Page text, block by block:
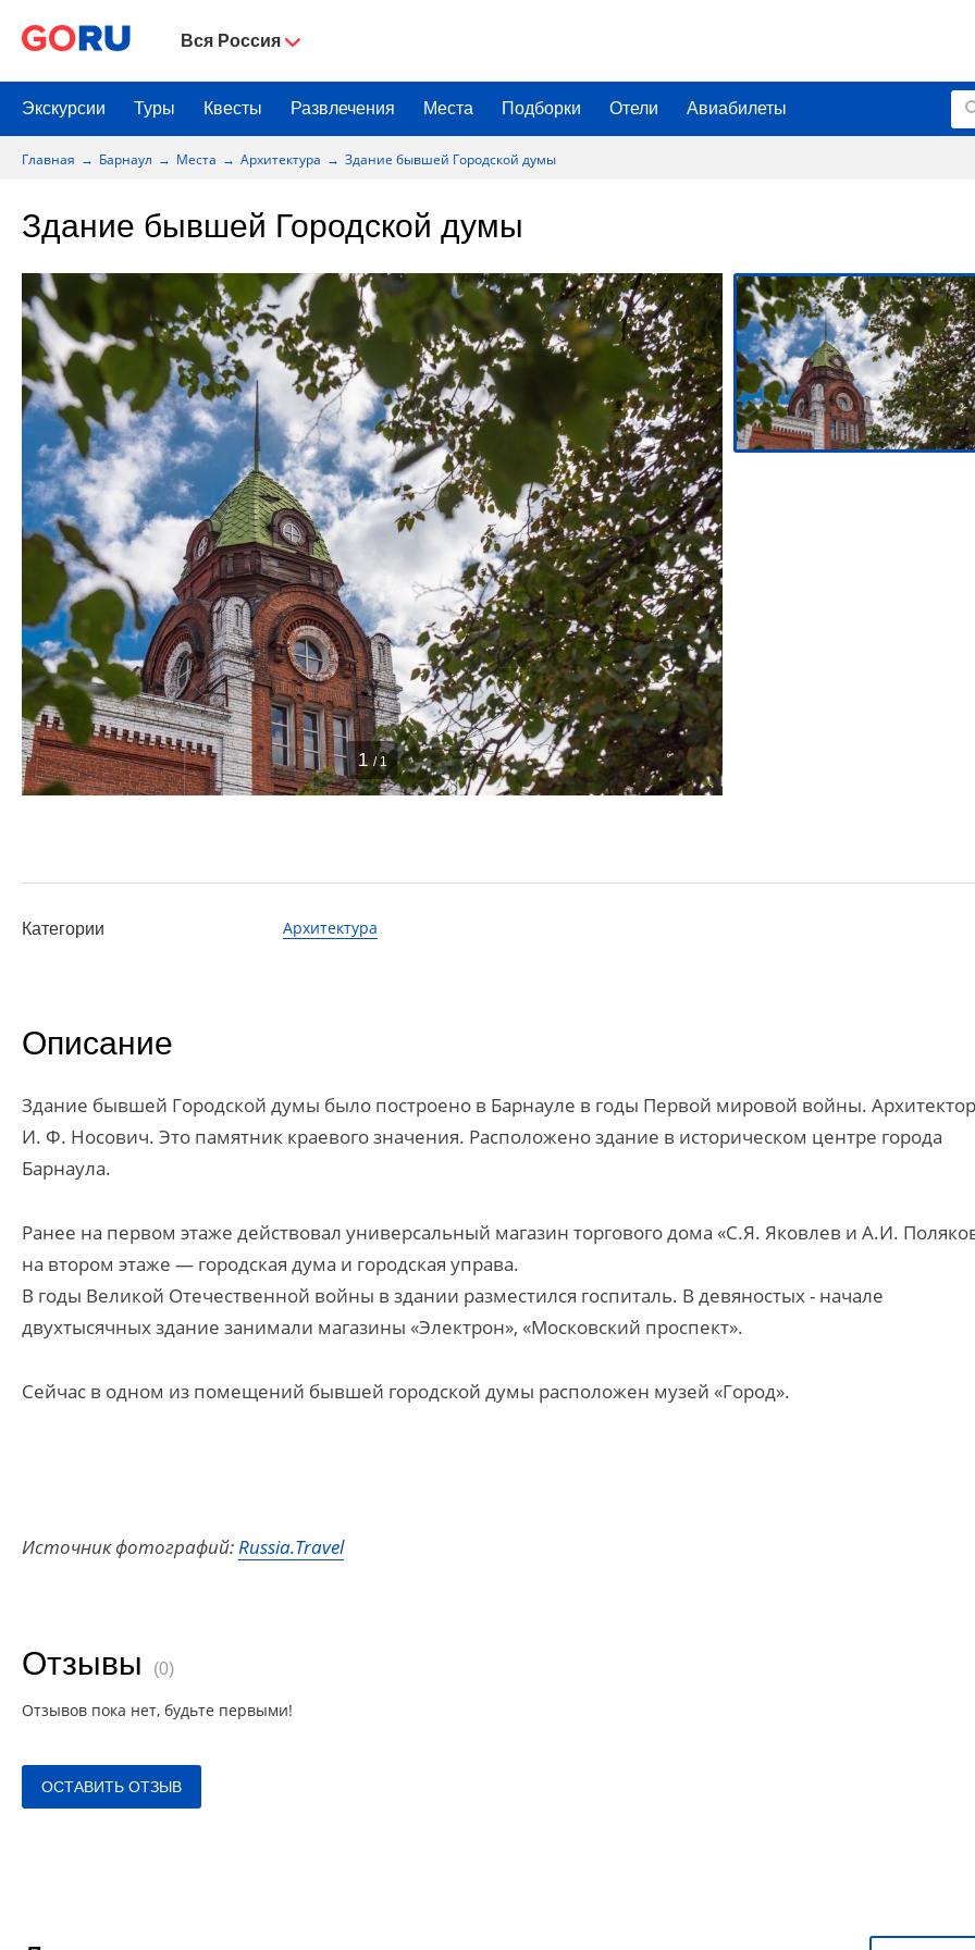
Вся Россия
Экскурсии Туры Квесты Развлечения Места Подборки Отели Авиабилеты
Главная Барнаул Места Архитектура Здание бывшей Городской думы
Здание бывшей Городской думы
1 / 1
Категории Архитектура
Описание
Здание бывшей Городской думы было построено в Барнауле в годы Первой мировой войны.
И. Ф. Носович. Это памятник краевого значения. Расположено здание в историческом центре города
Барнаула.
Ранее на первом этаже действовал универсальный магазин торгового дома «С.Я. Яковлев и А.И.
на втором этаже — городская дума и городская управа.
В годы Великой Отечественной войны в здании разместился госпиталь. В девяностых - начале
двухтысячных здание занимали магазины «Электрон», «Московский проспект».
Сейчас в одном из помещений бывшей городской думы расположен музей «Город».
Источник фотографий:Russia.Travel
Отзывы (0)
Отзывов пока нет, будьте первыми!
ОСТАВИТЬ ОТЗЫВ